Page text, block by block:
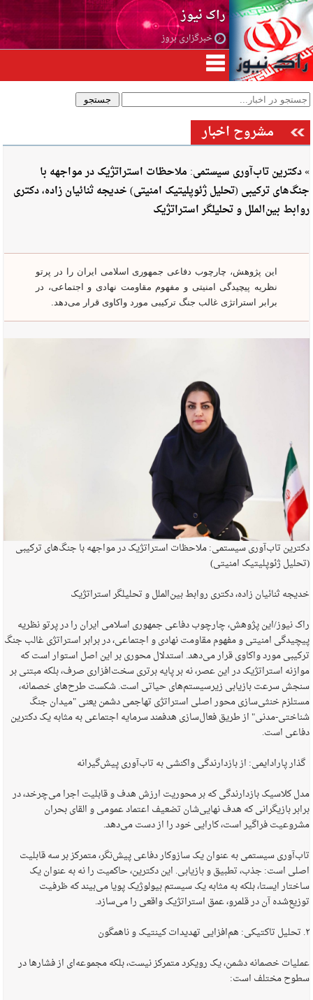
راک نیوز
خبرگزاری بروز
مشروح اخبار
» دکترین تاب‌آوری سیستمی: ملاحظات استراتژیک در مواجهه با
جنگ‌های ترکیبی (تحلیل ژئوپلیتیک امنیتی) خدیجه ثنائیان زاده، دکتری
روابط بین‌الملل و تحلیلگر استراتژیک
این پژوهش، چارچوب دفاعی جمهوری اسلامی ایران را در پرتو
نظریه پیچیدگی امنیتی و مفهوم مقاومت نهادی و اجتماعی، در
برابر استراتژی غالب جنگ ترکیبی مورد واکاوی قرار می‌دهد.
دکترین تاب‌آوری سیستمی: ملاحظات استراتژیک در مواجهه با جنگ‌های ترکیبی
(تحلیل ژئوپلیتیک امنیتی)
خدیجه ثنائیان زاده، دکتری روابط بین‌الملل و تحلیلگر استراتژیک
راک نیوز/این پژوهش، چارچوب دفاعی جمهوری اسلامی ایران را در پرتو نظریه
پیچیدگی امنیتی و مفهوم مقاومت نهادی و اجتماعی، در برابر استراتژی غالب جنگ
ترکیبی مورد واکاوی قرار می‌دهد. استدلال محوری بر این اصل استوار است که
موازنه استراتژیک در این عصر، نه بر پایه برتری سخت‌افزاری صرف، بلکه مبتنی بر
سنجش سرعت بازیابی زیرسیستم‌های حیاتی است. شکست طرح‌های خصمانه،
مستلزم خنثی‌سازی محور اصلی استراتژی تهاجمی دشمن یعنی "میدان جنگ
شناختی-مدنی" از طریق فعال‌سازی هدفمند سرمایه اجتماعی به مثابه یک دکترین
دفاعی است.
گذار پارادایمی: از بازدارندگی واکنشی به تاب‌آوری پیش‌گیرانه
مدل کلاسیک بازدارندگی که بر محوریت ارزش هدف و قابلیت اجرا می‌چرخد، در
برابر بازیگرانی که هدف نهایی‌شان تضعیف اعتماد عمومی و القای بحران
مشروعیت فراگیر است، کارایی خود را از دست می‌دهد.
تاب‌آوری سیستمی به عنوان یک سازوکار دفاعی پیش‌نگر، متمرکز بر سه قابلیت
اصلی است: جذب، تطبیق و بازیابی. این دکترین، حاکمیت را نه به عنوان یک
ساختار ایستا، بلکه به مثابه یک سیستم بیولوژیک پویا می‌بیند که ظرفیت
توزیع‌شده آن در قلمرو، عمق استراتژیک واقعی را می‌سازد.
۲. تحلیل تاکتیکی: هم‌افزایی تهدیدات کینتیک و ناهمگون
عملیات خصمانه دشمن، یک رویکرد متمرکز نیست، بلکه مجموعه‌ای از فشارها در
سطوح مختلف است: